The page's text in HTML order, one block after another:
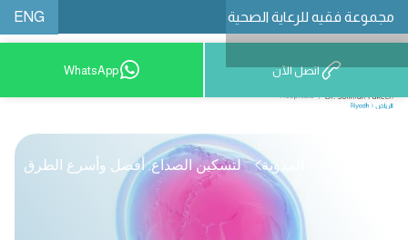
مجموعة فقيه للرعاية الصحية ENG
8001209999
اتصل الآن WhatsApp
المدونة لتسكين الصداع: أفضل وأسرع الطرق